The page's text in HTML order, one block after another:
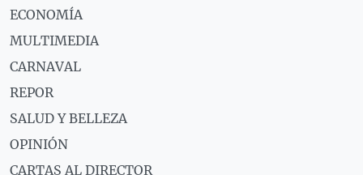
ECONOMÍA
MULTIMEDIA
CARNAVAL
REPOR
SALUD Y BELLEZA
OPINIÓN
CARTAS AL DIRECTOR